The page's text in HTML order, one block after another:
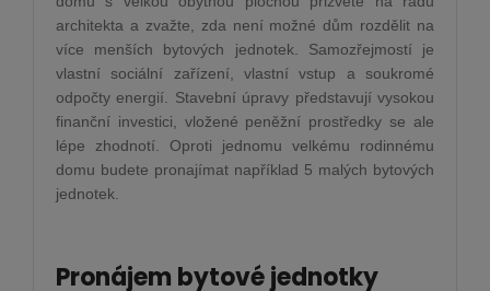
architekta a zvažte, zda není možné dům rozdělit na
více menších bytových jednotek. Samozřejmostí je
vlastní sociální zařízení, vlastní vstup a soukromé
odpočty energií. Stavební úpravy představují vysokou
finanční investici, vložené peněžní prostředky se ale
lépe zhodnotí. Oproti jednomu velkému rodinnému
domu budete pronajímat například 5 malých bytových
jednotek.
Pronájem bytové jednotky